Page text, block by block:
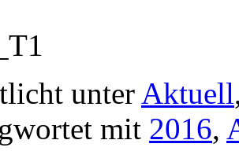
unter Aktuell
mit 2016,